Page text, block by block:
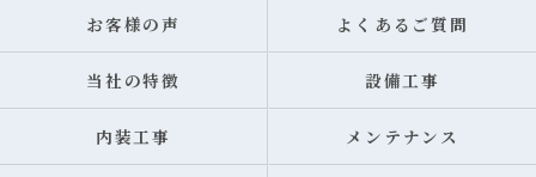
お客様の声 よくあるご質問
当社の特徴 設備工事
内装工事 メンテナンス